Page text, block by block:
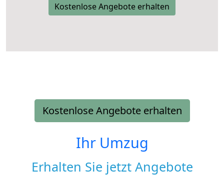
Kostenlose Angebote erhalten
Kostenlose Angebote erhalten
Ihr Umzug
Erhalten Sie jetzt Angebote